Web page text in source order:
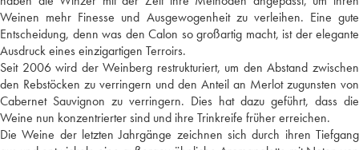
Weinen mehr Finesse und Ausgewogenheit zu verleihen. Eine gute
Entscheidung, denn was den Calon so großartig macht, ist der elegante
Ausdruck eines einzigartigen Terroirs.
Seit 2006 wird der Weinberg restrukturiert, um den Abstand zwischen
den Rebstöcken zu verringern und den Anteil an Merlot zugunsten von
Cabernet Sauvignon zu verringern. Dies hat dazu geführt, dass die
Weine nun konzentrierter sind und ihre Trinkreife früher erreichen.
Die Weine der letzten Jahrgänge zeichnen sich durch ihren Tiefgang